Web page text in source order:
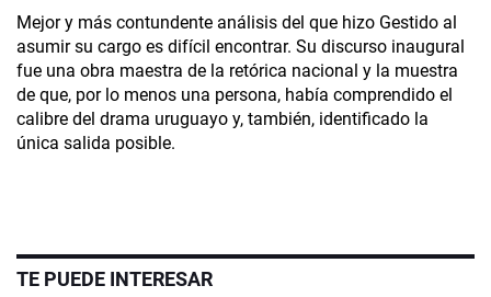
Mejor y más contundente análisis del que hizo Gestido al
asumir su cargo es difícil encontrar. Su discurso inaugural
fue una obra maestra de la retórica nacional y la muestra
de que, por lo menos una persona, había comprendido el
calibre del drama uruguayo y, también, identificado la
única salida posible.
TE PUEDE INTERESAR